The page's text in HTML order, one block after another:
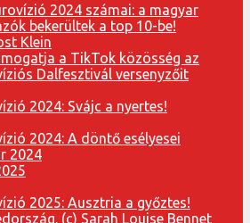
2024 számai: a magyar
bekerültek a top 10-be!
a TikTok közösség az
Dalfesztivál versenyzőit
2024: Svájc a nyertes!
2024: A döntő esélyesei
2024
2025: Ausztria a győztes!